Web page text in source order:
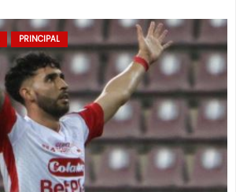
PRINCIPAL